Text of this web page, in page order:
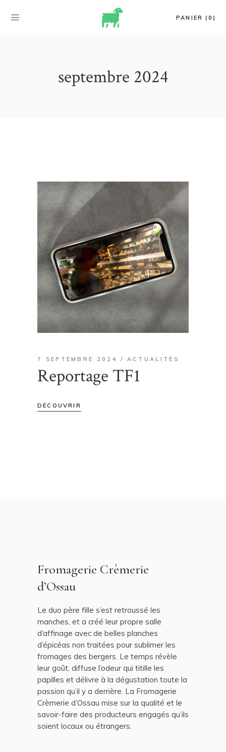
PANIER (0)
septembre 2024
7 SEPTEMBRE 2024 ACTUALITÉS
Reportage TF1
DÉCOUVRIR
Fromagerie Crèmerie
d’Ossau
Le duo père fille s’est retroussé les
manches, et a créé leur propre salle
d’affinage avec de belles planches
d’épicéas non traitées pour sublimer les
fromages des bergers. Le temps révèle
leur goût, diffuse l’odeur qui titille les
papilles et délivre à la dégustation toute la
passion qu’il y a derrière. La Fromagerie
Crèmerie d’Ossau mise sur la qualité et le
savoir-faire des producteurs engagés qu’ils
soient locaux ou étrangers.